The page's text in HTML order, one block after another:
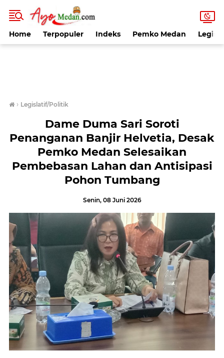
Home Terpopuler Indeks Pemko Medan
› Legislatif/Politik
Dame Duma Sari Soroti
Penanganan Banjir Helvetia, Desak
Pemko Medan Selesaikan
Pembebasan Lahan dan Antisipasi
Pohon Tumbang
Senin, 08 Juni 2026